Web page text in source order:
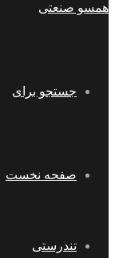
همسو صنعتی
جستجو برای
صفحه نخست
تندرستی